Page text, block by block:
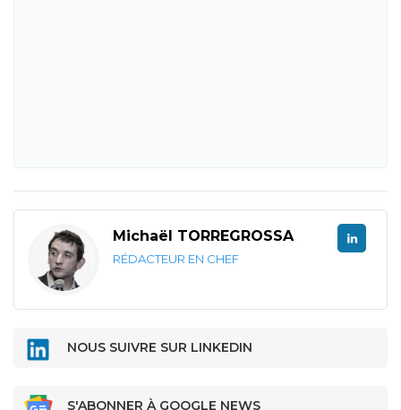
Michaël TORREGROSSA
RÉDACTEUR EN CHEF
NOUS SUIVRE SUR LINKEDIN
S'ABONNER À GOOGLE NEWS